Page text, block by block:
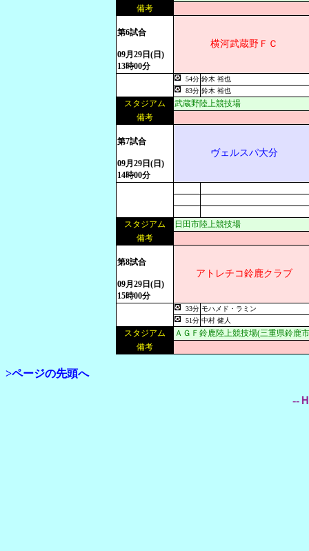
備考
第6試合
09月29日(日)
13時00分
横河武蔵野ＦＣ
54分 鈴木 裕也
83分 鈴木 裕也
スタジアム
武蔵野陸上競技場
備考
第7試合
09月29日(日)
14時00分
ヴェルスパ大分
スタジアム
日田市陸上競技場
備考
第8試合
09月29日(日)
15時00分
アトレチコ鈴鹿クラブ
33分 モハメド・ラミン
51分 中村 健人
スタジアム
ＡＧＦ鈴鹿陸上競技場(三重県鈴鹿
備考
>ページの先頭へ
--